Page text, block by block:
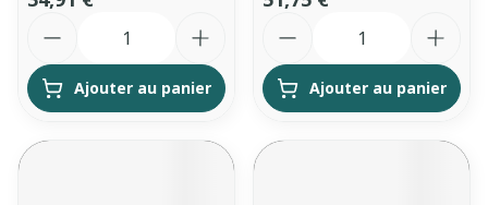
Ajouter au panier Ajouter au panier